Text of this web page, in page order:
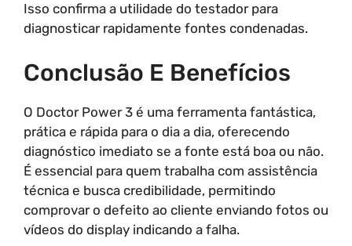
Isso confirma a utilidade do testador para
diagnosticar rapidamente fontes condenadas.
Conclusão E Benefícios
O Doctor Power 3 é uma ferramenta fantástica,
prática e rápida para o dia a dia, oferecendo
diagnóstico imediato se a fonte está boa ou não.
É essencial para quem trabalha com assistência
técnica e busca credibilidade, permitindo
comprovar o defeito ao cliente enviando fotos ou
vídeos do display indicando a falha.